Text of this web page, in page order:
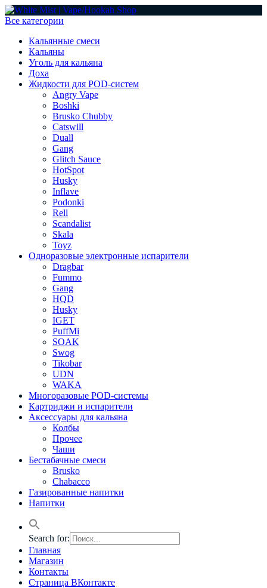
Все категории
Кальянные смеси
Кальяны
Уголь для кальяна
Доха
Жидкости для POD-систем
Angry Vape
Boshki
Brusko Chubby
Catswill
Duall
Gang
Glitch Sauce
HotSpot
Husky
Inflave
Podonki
Rell
Scandalist
Skala
Toyz
Одноразовые электронные испарители
Dragbar
Fummo
Gang
HQD
Husky
IGET
PuffMi
SOAK
Swog
Tikobar
UDN
WAKA
Многоразовые POD-системы
Картриджи и испарители
Аксессуары для кальяна
Колбы
Прочее
Чаши
Бестабачные смеси
Brusko
Chabacco
Газированные напитки
Напитки
Search for:
Главная
Магазин
Контакты
Страница ВКонтакте